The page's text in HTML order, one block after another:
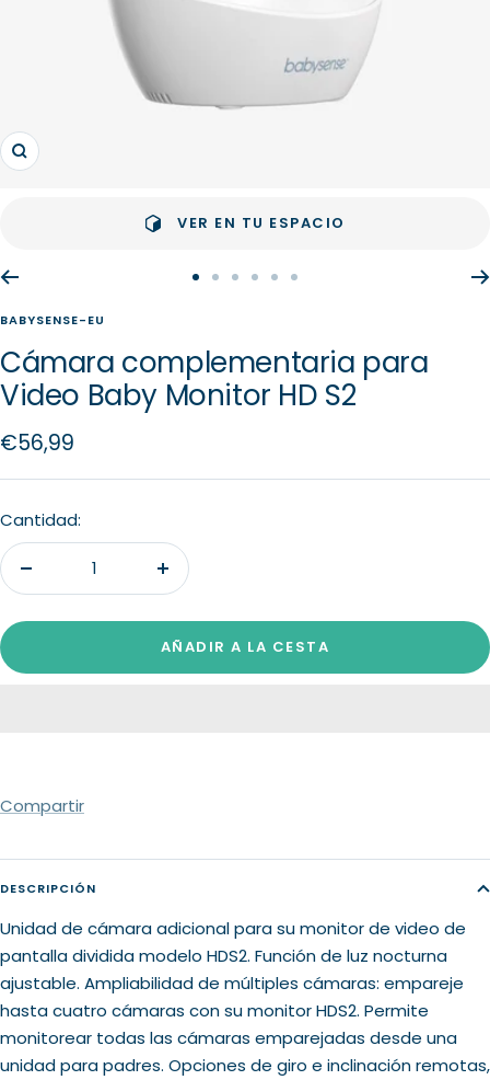
Zoom
VER EN TU ESPACIO
diapositiva
1
diapositiva
2
diapositiva
3
diapositiva
4
diapositiva
diapositiva
6
BABYSENSE-EU
Cámara complementaria para
Video Baby Monitor HD S2
Precio
de
venta
€56,99
Cantidad:
Decrecer
Aumentar
AÑADIR A LA CESTA
Compartir
DESCRIPCIÓN
Unidad de cámara adicional para su monitor de video de
pantalla dividida modelo HDS2. Función de luz nocturna
ajustable. Ampliabilidad de múltiples cámaras: empareje
hasta cuatro cámaras con su monitor HDS2. Permite
monitorear todas las cámaras emparejadas desde una
unidad para padres. Opciones de giro e inclinación remotas,